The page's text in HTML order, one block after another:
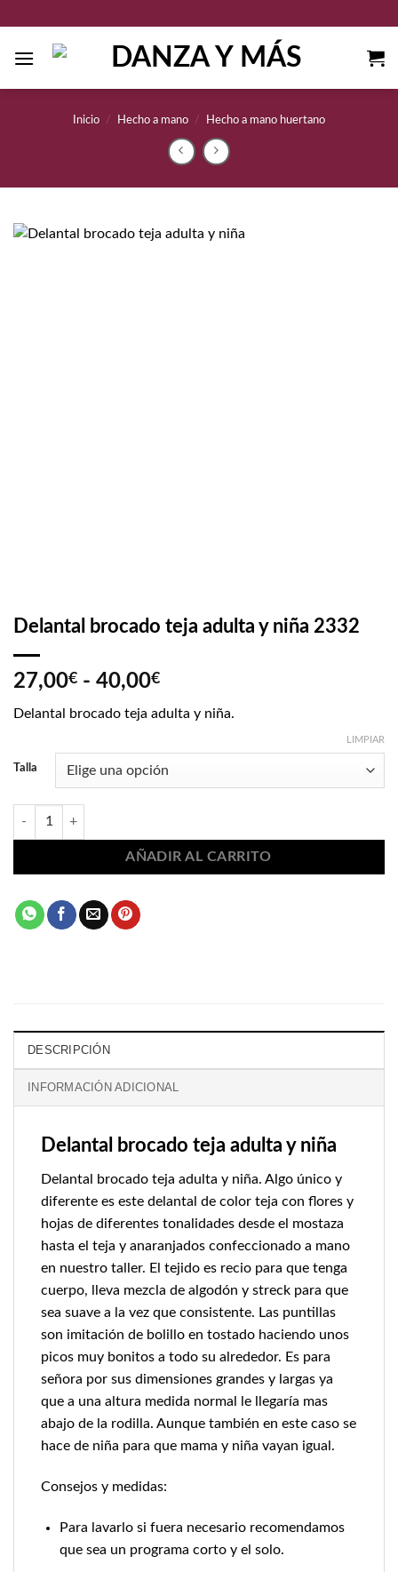
contenido
Inicio / Hecho a mano / Hecho a mano huertano
Delantal brocado teja adulta y niña 2332
27,00€ - 40,00€Rango
precios:
27,00€
hasta
Delantal brocado teja adulta y niña.
Talla
LIMPIAR
Delantal brocado teja adulta y niña 2332 cantidad
AÑADIR AL CARRITO
DESCRIPCIÓN
INFORMACIÓN ADICIONAL
Delantal brocado teja adulta y niña
Delantal brocado teja adulta y niña. Algo único y
diferente es este delantal de color teja con flores y
hojas de diferentes tonalidades desde el mostaza
hasta el teja y anaranjados confeccionado a mano
en nuestro taller. El tejido es recio para que tenga
cuerpo, lleva mezcla de algodón y streck para que
sea suave a la vez que consistente. Las puntillas
son imitación de bolillo en tostado haciendo unos
picos muy bonitos a todo su alrededor. Es para
señora por sus dimensiones grandes y largas ya
que a una altura medida normal le llegaría mas
abajo de la rodilla. Aunque también en este caso se
hace de niña para que mama y niña vayan igual.
Consejos y medidas:
Para lavarlo si fuera necesario recomendamos
que sea un programa corto y el solo.